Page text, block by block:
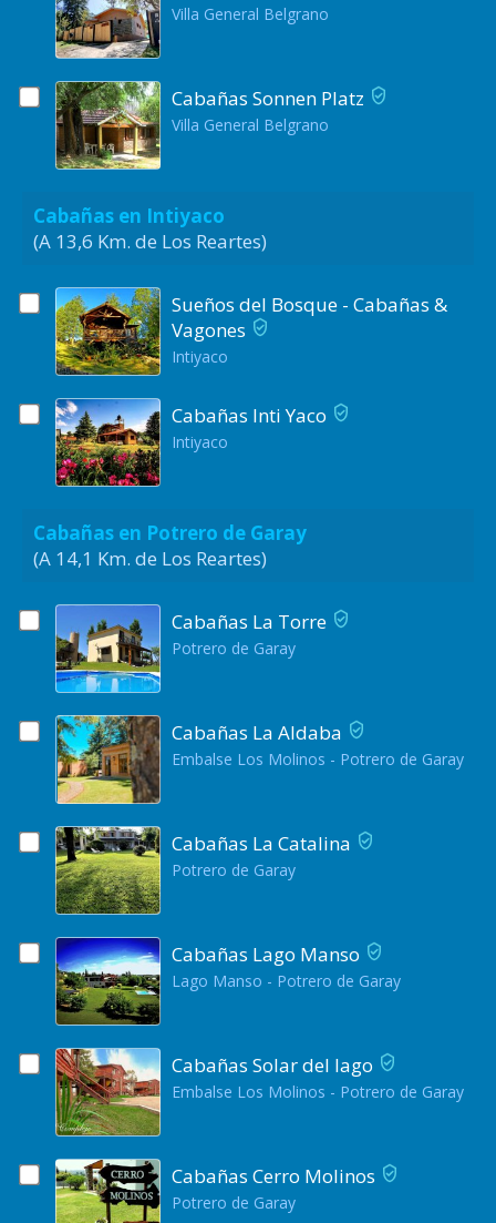
Villa General Belgrano
Cabañas Sonnen Platz
Villa General Belgrano
Cabañas en Intiyaco
(A 13,6 Km. de Los Reartes)
Sueños del Bosque - Cabañas &
Vagones
Intiyaco
Cabañas Inti Yaco
Intiyaco
Cabañas en Potrero de Garay
(A 14,1 Km. de Los Reartes)
Cabañas La Torre
Potrero de Garay
Cabañas La Aldaba
Embalse Los Molinos - Potrero de Garay
Cabañas La Catalina
Potrero de Garay
Cabañas Lago Manso
Lago Manso - Potrero de Garay
Cabañas Solar del lago
Embalse Los Molinos - Potrero de Garay
Cabañas Cerro Molinos
Potrero de Garay